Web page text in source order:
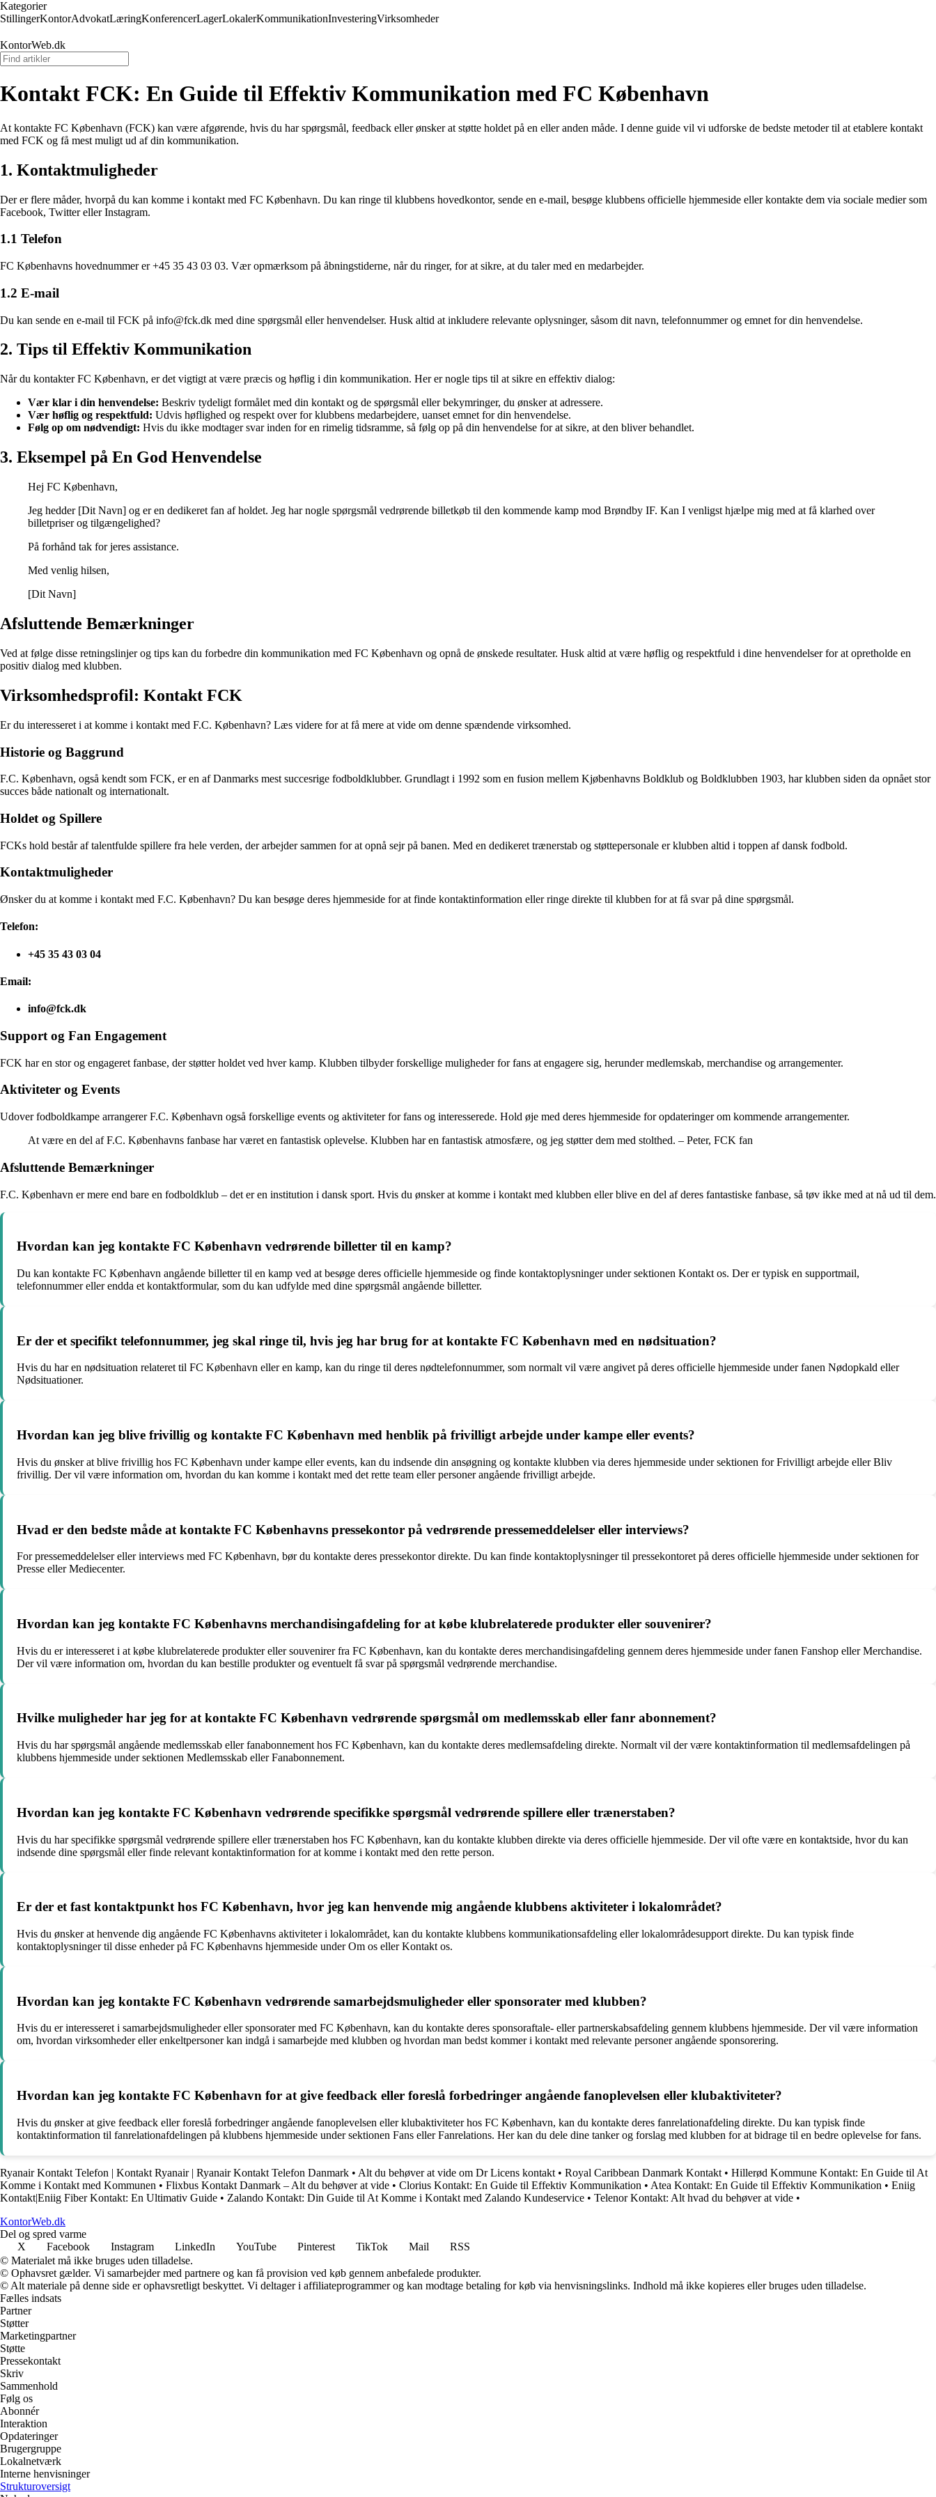
Kategorier
StillingerKontorAdvokatLæringKonferencerLagerLokalerKommunikationInvesteringVirksomheder
KontorWeb.dk
Kontakt FCK: En Guide til Effektiv Kommunikation med FC København
At kontakte FC København (FCK) kan være afgørende, hvis du har spørgsmål, feedback eller ønsker at støtte holdet på en eller anden måde. I denne guide vil vi udforske de bedste metoder til at etablere kontakt
med FCK og få mest muligt ud af din kommunikation.
1. Kontaktmuligheder
Der er flere måder, hvorpå du kan komme i kontakt med FC København. Du kan ringe til klubbens hovedkontor, sende en e-mail, besøge klubbens officielle hjemmeside eller kontakte dem via sociale medier som
Facebook, Twitter eller Instagram.
1.1 Telefon
FC Københavns hovednummer er +45 35 43 03 03. Vær opmærksom på åbningstiderne, når du ringer, for at sikre, at du taler med en medarbejder.
1.2 E-mail
Du kan sende en e-mail til FCK på info@fck.dk med dine spørgsmål eller henvendelser. Husk altid at inkludere relevante oplysninger, såsom dit navn, telefonnummer og emnet for din henvendelse.
2. Tips til Effektiv Kommunikation
Når du kontakter FC København, er det vigtigt at være præcis og høflig i din kommunikation. Her er nogle tips til at sikre en effektiv dialog:
Vær klar i din henvendelse: Beskriv tydeligt formålet med din kontakt og de spørgsmål eller bekymringer, du ønsker at adressere.
Vær høflig og respektfuld: Udvis høflighed og respekt over for klubbens medarbejdere, uanset emnet for din henvendelse.
Følg op om nødvendigt: Hvis du ikke modtager svar inden for en rimelig tidsramme, så følg op på din henvendelse for at sikre, at den bliver behandlet.
3. Eksempel på En God Henvendelse
Hej FC København,
Jeg hedder [Dit Navn] og er en dedikeret fan af holdet. Jeg har nogle spørgsmål vedrørende billetkøb til den kommende kamp mod Brøndby IF. Kan I venligst hjælpe mig med at få klarhed over
billetpriser og tilgængelighed?
På forhånd tak for jeres assistance.
Med venlig hilsen,
[Dit Navn]
Afsluttende Bemærkninger
Ved at følge disse retningslinjer og tips kan du forbedre din kommunikation med FC København og opnå de ønskede resultater. Husk altid at være høflig og respektfuld i dine henvendelser for at opretholde en
positiv dialog med klubben.
Virksomhedsprofil: Kontakt FCK
Er du interesseret i at komme i kontakt med F.C. København? Læs videre for at få mere at vide om denne spændende virksomhed.
Historie og Baggrund
F.C. København, også kendt som FCK, er en af Danmarks mest succesrige fodboldklubber. Grundlagt i 1992 som en fusion mellem Kjøbenhavns Boldklub og Boldklubben 1903, har klubben siden da opnået stor
succes både nationalt og internationalt.
Holdet og Spillere
FCKs hold består af talentfulde spillere fra hele verden, der arbejder sammen for at opnå sejr på banen. Med en dedikeret trænerstab og støttepersonale er klubben altid i toppen af dansk fodbold.
Kontaktmuligheder
Ønsker du at komme i kontakt med F.C. København? Du kan besøge deres hjemmeside for at finde kontaktinformation eller ringe direkte til klubben for at få svar på dine spørgsmål.
Telefon:
+45 35 43 03 04
Email:
info@fck.dk
Support og Fan Engagement
FCK har en stor og engageret fanbase, der støtter holdet ved hver kamp. Klubben tilbyder forskellige muligheder for fans at engagere sig, herunder medlemskab, merchandise og arrangementer.
Aktiviteter og Events
Udover fodboldkampe arrangerer F.C. København også forskellige events og aktiviteter for fans og interesserede. Hold øje med deres hjemmeside for opdateringer om kommende arrangementer.
At være en del af F.C. Københavns fanbase har været en fantastisk oplevelse. Klubben har en fantastisk atmosfære, og jeg støtter dem med stolthed. – Peter, FCK fan
Afsluttende Bemærkninger
F.C. København er mere end bare en fodboldklub – det er en institution i dansk sport. Hvis du ønsker at komme i kontakt med klubben eller blive en del af deres fantastiske fanbase, så tøv ikke med at nå ud til dem.
Hvordan kan jeg kontakte FC København vedrørende billetter til en kamp?
Du kan kontakte FC København angående billetter til en kamp ved at besøge deres officielle hjemmeside og finde kontaktoplysninger under sektionen Kontakt os. Der er typisk en supportmail,
telefonnummer eller endda et kontaktformular, som du kan udfylde med dine spørgsmål angående billetter.
Er der et specifikt telefonnummer, jeg skal ringe til, hvis jeg har brug for at kontakte FC København med en nødsituation?
Hvis du har en nødsituation relateret til FC København eller en kamp, kan du ringe til deres nødtelefonnummer, som normalt vil være angivet på deres officielle hjemmeside under fanen Nødopkald eller
Nødsituationer.
Hvordan kan jeg blive frivillig og kontakte FC København med henblik på frivilligt arbejde under kampe eller events?
Hvis du ønsker at blive frivillig hos FC København under kampe eller events, kan du indsende din ansøgning og kontakte klubben via deres hjemmeside under sektionen for Frivilligt arbejde eller Bliv
frivillig. Der vil være information om, hvordan du kan komme i kontakt med det rette team eller personer angående frivilligt arbejde.
Hvad er den bedste måde at kontakte FC Københavns pressekontor på vedrørende pressemeddelelser eller interviews?
For pressemeddelelser eller interviews med FC København, bør du kontakte deres pressekontor direkte. Du kan finde kontaktoplysninger til pressekontoret på deres officielle hjemmeside under sektionen for
Presse eller Mediecenter.
Hvordan kan jeg kontakte FC Københavns merchandisingafdeling for at købe klubrelaterede produkter eller souvenirer?
Hvis du er interesseret i at købe klubrelaterede produkter eller souvenirer fra FC København, kan du kontakte deres merchandisingafdeling gennem deres hjemmeside under fanen Fanshop eller Merchandise.
Der vil være information om, hvordan du kan bestille produkter og eventuelt få svar på spørgsmål vedrørende merchandise.
Hvilke muligheder har jeg for at kontakte FC København vedrørende spørgsmål om medlemsskab eller fanr abonnement?
Hvis du har spørgsmål angående medlemsskab eller fanabonnement hos FC København, kan du kontakte deres medlemsafdeling direkte. Normalt vil der være kontaktinformation til medlemsafdelingen på
klubbens hjemmeside under sektionen Medlemsskab eller Fanabonnement.
Hvordan kan jeg kontakte FC København vedrørende specifikke spørgsmål vedrørende spillere eller trænerstaben?
Hvis du har specifikke spørgsmål vedrørende spillere eller trænerstaben hos FC København, kan du kontakte klubben direkte via deres officielle hjemmeside. Der vil ofte være en kontaktside, hvor du kan
indsende dine spørgsmål eller finde relevant kontaktinformation for at komme i kontakt med den rette person.
Er der et fast kontaktpunkt hos FC København, hvor jeg kan henvende mig angående klubbens aktiviteter i lokalområdet?
Hvis du ønsker at henvende dig angående FC Københavns aktiviteter i lokalområdet, kan du kontakte klubbens kommunikationsafdeling eller lokalområdesupport direkte. Du kan typisk finde
kontaktoplysninger til disse enheder på FC Københavns hjemmeside under Om os eller Kontakt os.
Hvordan kan jeg kontakte FC København vedrørende samarbejdsmuligheder eller sponsorater med klubben?
Hvis du er interesseret i samarbejdsmuligheder eller sponsorater med FC København, kan du kontakte deres sponsoraftale- eller partnerskabsafdeling gennem klubbens hjemmeside. Der vil være information
om, hvordan virksomheder eller enkeltpersoner kan indgå i samarbejde med klubben og hvordan man bedst kommer i kontakt med relevante personer angående sponsorering.
Hvordan kan jeg kontakte FC København for at give feedback eller foreslå forbedringer angående fanoplevelsen eller klubaktiviteter?
Hvis du ønsker at give feedback eller foreslå forbedringer angående fanoplevelsen eller klubaktiviteter hos FC København, kan du kontakte deres fanrelationafdeling direkte. Du kan typisk finde
kontaktinformation til fanrelationafdelingen på klubbens hjemmeside under sektionen Fans eller Fanrelations. Her kan du dele dine tanker og forslag med klubben for at bidrage til en bedre oplevelse for fans.
Ryanair Kontakt Telefon | Kontakt Ryanair | Ryanair Kontakt Telefon Danmark • Alt du behøver at vide om Dr Licens kontakt • Royal Caribbean Danmark Kontakt • Hillerød Kommune Kontakt: En Guide til At
Komme i Kontakt med Kommunen • Flixbus Kontakt Danmark – Alt du behøver at vide • Clorius Kontakt: En Guide til Effektiv Kommunikation • Atea Kontakt: En Guide til Effektiv Kommunikation • Eniig
Kontakt|Eniig Fiber Kontakt: En Ultimativ Guide • Zalando Kontakt: Din Guide til At Komme i Kontakt med Zalando Kundeservice • Telenor Kontakt: Alt hvad du behøver at vide •
KontorWeb.dk
Del og spred varme
X
Facebook Instagram LinkedIn YouTube Pinterest TikTok Mail
RSS
© Materialet må ikke bruges uden tilladelse.
© Ophavsret gælder. Vi samarbejder med partnere og kan få provision ved køb gennem anbefalede produkter.
© Alt materiale på denne side er ophavsretligt beskyttet. Vi deltager i affiliateprogrammer og kan modtage betaling for køb via henvisningslinks. Indhold må ikke kopieres eller bruges uden tilladelse.
Fælles indsats
Partner
Støtter
Marketingpartner
Støtte
Pressekontakt
Skriv
Sammenhold
Følg os
Abonnér
Interaktion
Opdateringer
Brugergruppe
Lokalnetværk
Interne henvisninger
Strukturoversigt